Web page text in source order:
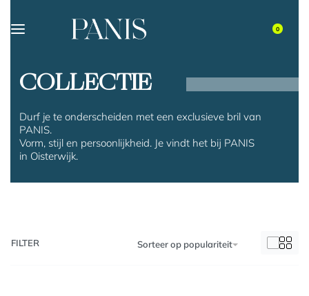
0
COLLECTIE
Durf je te onderscheiden met een exclusieve bril van
PANIS.
Vorm, stijl en persoonlijkheid. Je vindt het bij PANIS
in Oisterwijk.
Sorteer op populariteit
FILTER